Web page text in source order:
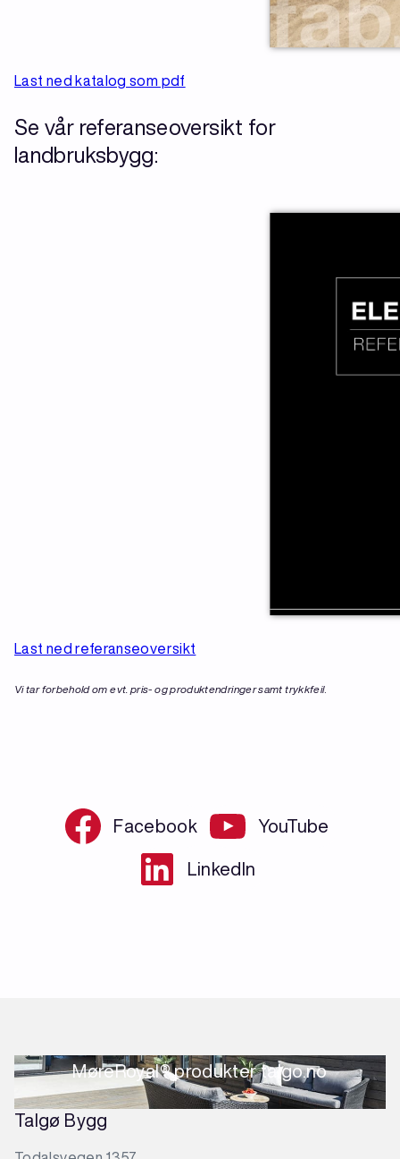
Last ned katalog som pdf
Se vår referanseoversikt for
landbruksbygg:
Last ned referanseoversikt
Vi tar forbehold om evt. pris- og produktendringer samt trykkfeil.
Facebook YouTube
LinkedIn
MøreRoyal® produkter talgo.no
Talgø Bygg